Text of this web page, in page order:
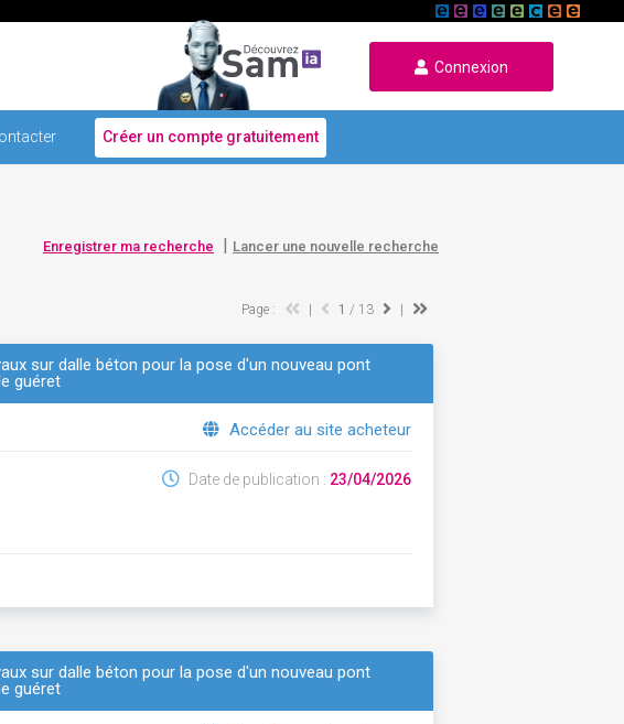
Connexion
Créer un compte gratuitement
Enregistrer ma recherche | Lancer une nouvelle recherche
Page : 1 / 13
sur dalle béton pour la pose d'un nouveau pont
guéret
Accéder au site acheteur
Date de publication : 23/04/2026
sur dalle béton pour la pose d'un nouveau pont
guéret